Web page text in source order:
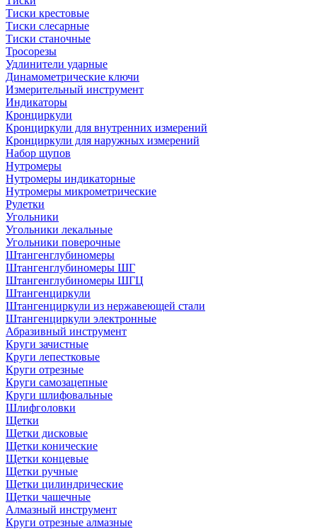
Тиски крестовые
Тиски слесарные
Тиски станочные
Тросорезы
Удлинители ударные
Динамометрические ключи
Измерительный инструмент
Индикаторы
Кронциркули
Кронциркули для внутренних измерений
Кронциркули для наружных измерений
Набор щупов
Нутромеры
Нутромеры индикаторные
Нутромеры микрометрические
Рулетки
Угольники
Угольники лекальные
Угольники поверочные
Штангенглубиномеры
Штангенглубиномеры ШГ
Штангенглубиномеры ШГЦ
Штангенциркули
Штангенциркули из нержавеющей стали
Штангенциркули электронные
Абразивный инструмент
Круги зачистные
Круги лепестковые
Круги отрезные
Круги самозацепные
Круги шлифовальные
Шлифголовки
Щетки
Щетки дисковые
Щетки конические
Щетки концевые
Щетки ручные
Щетки цилиндрические
Щетки чашечные
Алмазный инструмент
Круги отрезные алмазные